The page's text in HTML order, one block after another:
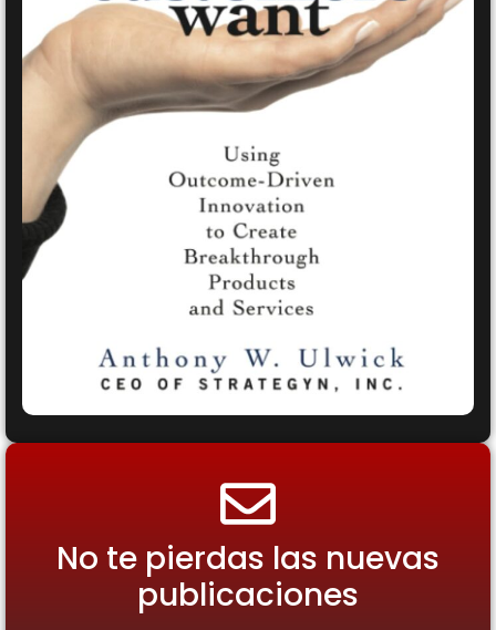
No te pierdas las nuevas
publicaciones